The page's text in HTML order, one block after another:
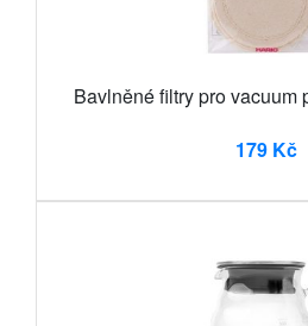
Bavlněné filtry pro vacuum
179 Kč